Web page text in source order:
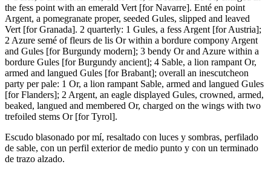
the fess point with an emerald Vert [for Navarre]. Enté en point
Argent, a pomegranate proper, seeded Gules, slipped and leaved
Vert [for Granada]. 2 quarterly: 1 Gules, a fess Argent [for Austria];
2 Azure semé of fleurs de lis Or within a bordure compony Argent
and Gules [for Burgundy modern]; 3 bendy Or and Azure within a
bordure Gules [for Burgundy ancient]; 4 Sable, a lion rampant Or,
armed and langued Gules [for Brabant]; overall an inescutcheon
party per pale: 1 Or, a lion rampant Sable, armed and langued Gules
[for Flanders]; 2 Argent, an eagle displayed Gules, crowned, armed,
beaked, langued and membered Or, charged on the wings with two
trefoiled stems Or [for Tyrol].
Escudo blasonado por mí, resaltado con luces y sombras, perfilado
de sable, con un perfil exterior de medio punto y con un terminado
de trazo alzado.